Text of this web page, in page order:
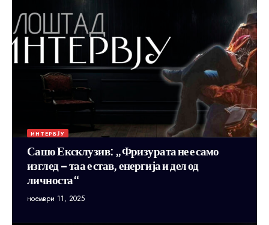
ИНТЕРВЈУ
Сашо Ексклузив: „Фризурата не е само
изглед – таа е став, енергија и дел од
личноста“
ноември 11, 2025